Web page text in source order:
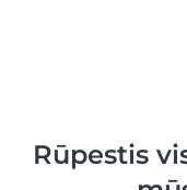
Rūpestis